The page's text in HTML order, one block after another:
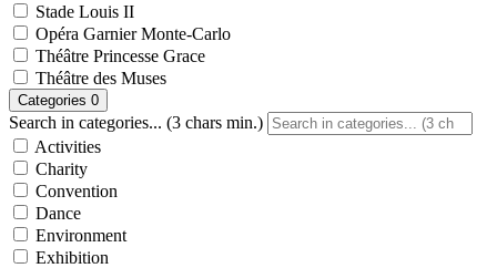
Stade Louis II
Opéra Garnier Monte-Carlo
Théâtre Princesse Grace
Théâtre des Muses
Categories 0
Search in categories... (3 chars min.)
Activities
Charity
Convention
Dance
Environment
Exhibition